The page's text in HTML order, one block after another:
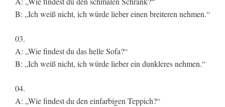
B: „Ich weiß nicht, ich würde lieber einen breiteren nehmen.“
03.
A: „Wie findest du das helle Sofa?“
B: „Ich weiß nicht, ich würde lieber ein dunkleres nehmen.“
04.
A: „Wie findest du den einfarbigen Teppich?“